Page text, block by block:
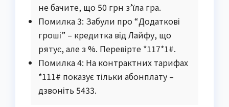
не бачите, що 50 грн з’їла гра.
Помилка 3: Забули про “Додаткові
гроші” – кредитка від Лайфу, що
рятує, але з %. Перевірте *117*1#.
Помилка 4: На контрактних тарифах
*111# показує тільки абонплату –
дзвоніть 5433.